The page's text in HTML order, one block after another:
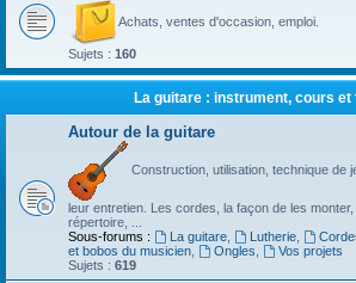
Achats, ventes d'occasion, emploi.
Sujets : 160
La guitare : instrument, cours et
Autour de la guitare
Construction, utilisation, technique de
leur entretien. Les cordes, la façon de les
répertoire, ...
Sous-forums :
La guitare, Lutherie,
et bobos du musicien
Ongles
Vos projets
Sujets : 619